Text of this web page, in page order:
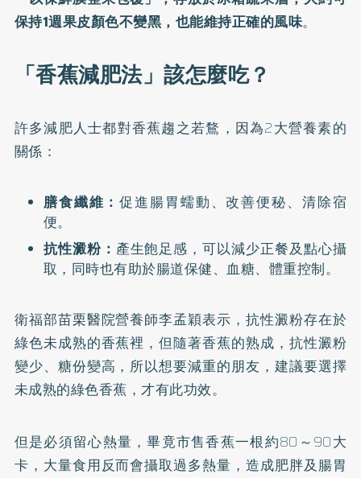
保持1週果皮顏色不變黑，也能維持正確的風味。
「香蕉減肥法」該怎麼吃？
許多減肥人士都對香蕉趨之若鶩，因為2大營養素的
關係：
膳食纖維：促進腸胃蠕動、改善便秘、清除宿
便。
抗性澱粉： 產生飽足感，可以減少正餐及點心攝
取，同時也有助於腸道保健、血糖、體重控制。
衛福部苗栗醫院營養師李孟穎表示 ，抗性澱粉存在於
綠色未成熟的香蕉裡，但隨著香蕉的熟成，抗性澱粉
變少、糖份變高，所以想要減重的朋友，建議要選擇
未成熟的綠色香蕉，才有此功效。
但是必須留心熱量，畢竟市售香蕉一根約80～90大
卡，大量食用反而會攝取過多熱量，造成肥胖及腸胃